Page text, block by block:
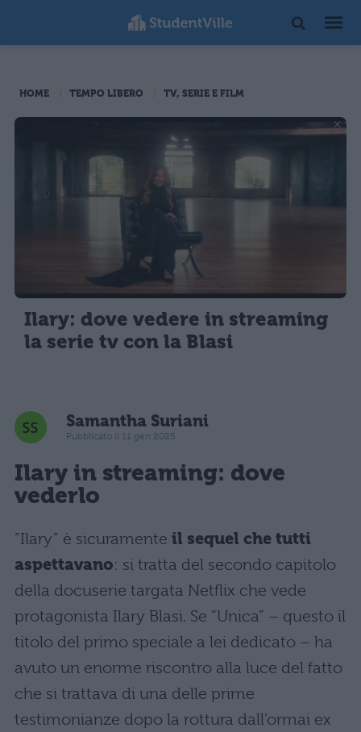
HOME TEMPO LIBERO TV, SERIE E FILM
Ilary: dove vedere in streaming
la serie tv con la Blasi
Samantha Suriani
Pubblicato il 11 gen 2025
Ilary in streaming: dove
vederlo
“Ilary” è sicuramente il sequel che tutti
aspettavano: si tratta del secondo capitolo
della docuserie targata Netflix che vede
protagonista Ilary Blasi. Se “Unica” – questo il
titolo del primo speciale a lei dedicato – ha
avuto un enorme riscontro alla luce del fatto
che si trattava di una delle prime
testimonianze dopo la rottura dall’ormai ex